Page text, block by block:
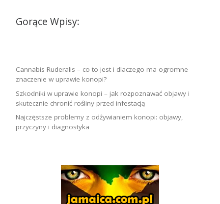
Gorące Wpisy:
Cannabis Ruderalis – co to jest i dlaczego ma ogromne
znaczenie w uprawie konopi?
Szkodniki w uprawie konopi – jak rozpoznawać objawy i
skutecznie chronić rośliny przed infestacją
Najczęstsze problemy z odżywianiem konopi: objawy,
przyczyny i diagnostyka